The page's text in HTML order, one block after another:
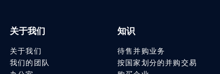
关于我们
关于我们
我们的团队
知识
待售并购业务
按国家划分的并购交易